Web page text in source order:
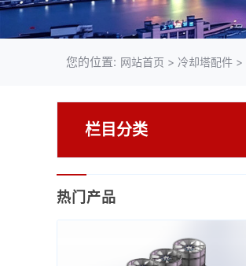
您的位置: 网站首页 > 冷却塔配件 >
栏目分类
热门产品